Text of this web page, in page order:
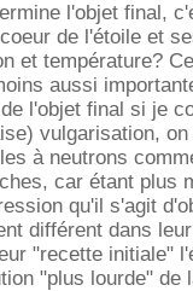
l'objet final,
de l'étoile et
et température?
aussi
l'objet final si je
vulgarisation,
à neutrons
car étant plus
qu'il s'agit
différent dans
"recette initiale"
"plus lourde" de